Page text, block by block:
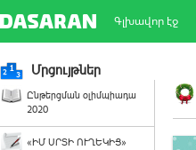
Գլխավոր էջ
Մրցույթներ
Ընթերցման օլիմպիադա
2020
«ԻՄ ՍՐՏԻ ՈՒՂԵԿԻՑ»